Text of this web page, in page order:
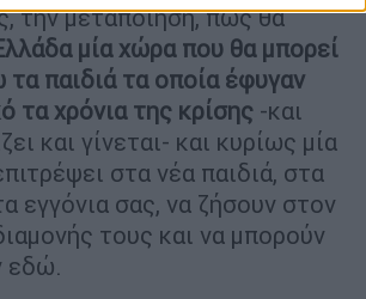
την μεταποίηση, πώς θα
μία χώρα που θα μπορεί
τα παιδιά τα οποία έφυγαν
τα χρόνια της κρίσης -και
και γίνεται- και κυρίως μία
στα νέα παιδιά, στα
εγγόνια σας, να ζήσουν στον
τους και να μπορούν
εδώ.